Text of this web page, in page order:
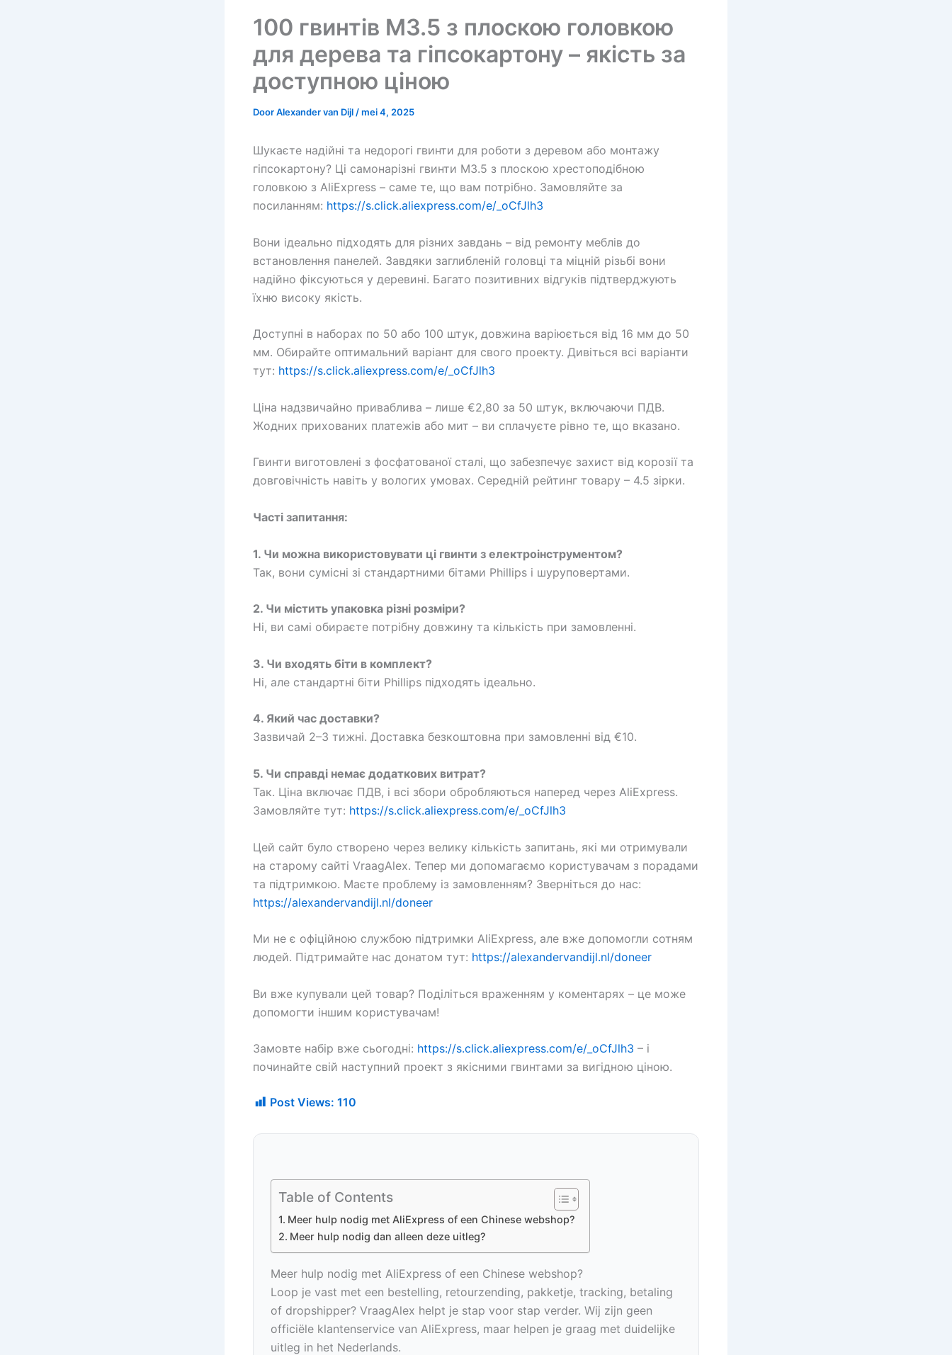
100 гвинтів M3.5 з плоскою головкою
для дерева та гіпсокартону – якість за
доступною ціною
DoorAlexander van Dijl /mei 4, 2025
Шукаєте надійні та недорогі гвинти для роботи з деревом або монтажу
гіпсокартону? Ці самонарізні гвинти M3.5 з плоскою хрестоподібною
головкою з AliExpress – саме те, що вам потрібно. Замовляйте за
посиланням: https://s.click.aliexpress.com/e/_oCfJlh3
Вони ідеально підходять для різних завдань – від ремонту меблів до
встановлення панелей. Завдяки заглибленій головці та міцній різьбі вони
надійно фіксуються у деревині. Багато позитивних відгуків підтверджують
їхню високу якість.
Доступні в наборах по 50 або 100 штук, довжина варіюється від 16 мм до 50
мм. Обирайте оптимальний варіант для свого проекту. Дивіться всі варіанти
тут: https://s.click.aliexpress.com/e/_oCfJlh3
Ціна надзвичайно приваблива – лише €2,80 за 50 штук, включаючи ПДВ.
Жодних прихованих платежів або мит – ви сплачуєте рівно те, що вказано.
Гвинти виготовлені з фосфатованої сталі, що забезпечує захист від корозії та
довговічність навіть у вологих умовах. Середній рейтинг товару – 4.5 зірки.
Часті запитання:
1. Чи можна використовувати ці гвинти з електроінструментом?
Так, вони сумісні зі стандартними бітами Phillips і шуруповертами.
2. Чи містить упаковка різні розміри?
Ні, ви самі обираєте потрібну довжину та кількість при замовленні.
3. Чи входять біти в комплект?
Ні, але стандартні біти Phillips підходять ідеально.
4. Який час доставки?
Зазвичай 2–3 тижні. Доставка безкоштовна при замовленні від €10.
5. Чи справді немає додаткових витрат?
Так. Ціна включає ПДВ, і всі збори обробляються наперед через AliExpress.
Замовляйте тут: https://s.click.aliexpress.com/e/_oCfJlh3
Цей сайт було створено через велику кількість запитань, які ми отримували
на старому сайті VraagAlex. Тепер ми допомагаємо користувачам з порадами
та підтримкою. Маєте проблему із замовленням? Зверніться до нас:
https://alexandervandijl.nl/doneer
Ми не є офіційною службою підтримки AliExpress, але вже допомогли сотням
людей. Підтримайте нас донатом тут: https://alexandervandijl.nl/doneer
Ви вже купували цей товар? Поділіться враженням у коментарях – це може
допомогти іншим користувачам!
Замовте набір вже сьогодні: https://s.click.aliexpress.com/e/_oCfJlh3 – і
починайте свій наступний проект з якісними гвинтами за вигідною ціною.
Post Views: 110
Table of Contents
Meer hulp nodig met AliExpress of een Chinese webshop?
Meer hulp nodig dan alleen deze uitleg?
Meer hulp nodig met AliExpress of een Chinese webshop?
Loop je vast met een bestelling, retourzending, pakketje, tracking, betaling
of dropshipper? VraagAlex helpt je stap voor stap verder. Wij zijn geen
officiële klantenservice van AliExpress, maar helpen je graag met duidelijke
uitleg in het Nederlands.